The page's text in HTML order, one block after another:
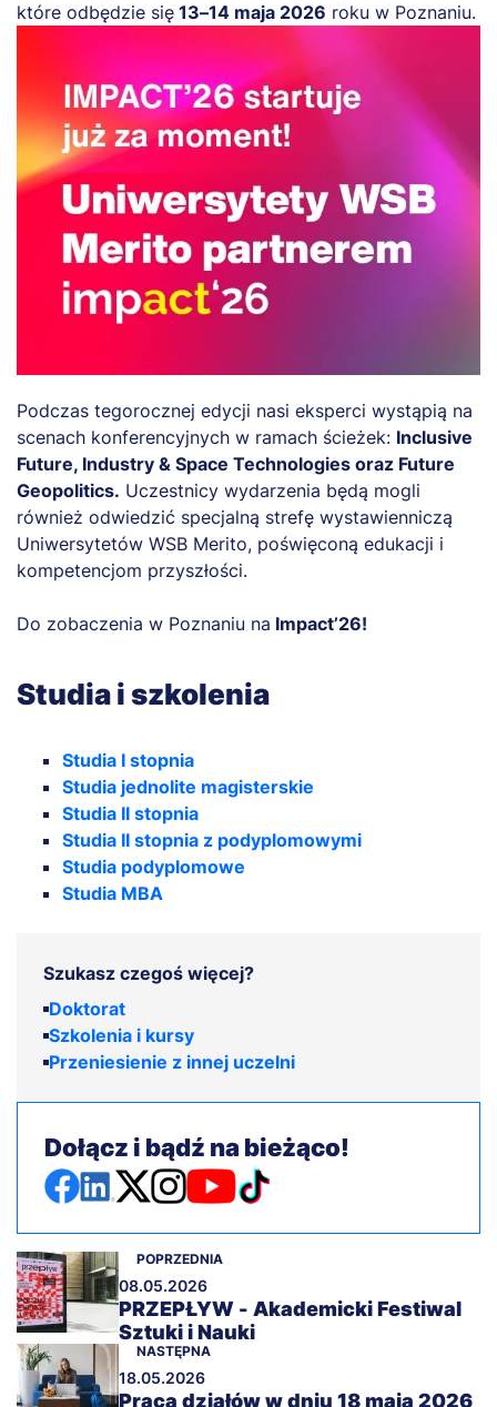
które odbędzie się 13–14 maja 2026 roku w Poznaniu.
Podczas tegorocznej edycji nasi eksperci wystąpią na
scenach konferencyjnych w ramach ścieżek: Inclusive
Future, Industry & Space Technologies oraz Future
Geopolitics. Uczestnicy wydarzenia będą mogli
również odwiedzić specjalną strefę wystawienniczą
Uniwersytetów WSB Merito, poświęconą edukacji i
kompetencjom przyszłości.
Do zobaczenia w Poznaniu na Impact’26!
Studia i szkolenia
Studia I stopnia
Studia jednolite magisterskie
Studia II stopnia
Studia II stopnia z podyplomowymi
Studia podyplomowe
Studia MBA
Szukasz czegoś więcej?
Doktorat
Szkolenia i kursy
Przeniesienie z innej uczelni
Dołącz i bądź na bieżąco!
POPRZEDNIA
08.05.2026
PRZEPŁYW - Akademicki Festiwal
Sztuki i Nauki
NASTĘPNA
18.05.2026
Praca działów w dniu 18 maja 2026